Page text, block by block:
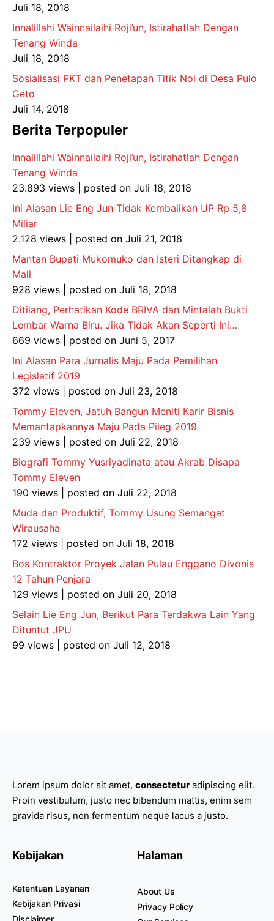
Juli 18, 2018
Innalillahi Wainnailaihi Roji’un, Istirahatlah Dengan
Tenang Winda
Juli 18, 2018
Sosialisasi PKT dan Penetapan Titik Nol di Desa Pulo
Geto
Juli 14, 2018
Berita Terpopuler
Innalillahi Wainnailaihi Roji’un, Istirahatlah Dengan
Tenang Winda
23.893 views
posted on Juli 18, 2018
Ini Alasan Lie Eng Jun Tidak Kembalikan UP Rp 5,8
Miliar
2.128 views
posted on Juli 21, 2018
Mantan Bupati Mukomuko dan Isteri Ditangkap di
Mall
928 views
posted on Juli 18, 2018
Ditilang, Perhatikan Kode BRIVA dan Mintalah Bukti
Lembar Warna Biru. Jika Tidak Akan Seperti Ini…
669 views
posted on Juni 5, 2017
Ini Alasan Para Jurnalis Maju Pada Pemilihan
Legislatif 2019
372 views
posted on Juli 23, 2018
Tommy Eleven, Jatuh Bangun Meniti Karir Bisnis
Memantapkannya Maju Pada Pileg 2019
239 views
posted on Juli 22, 2018
Biografi Tommy Yusriyadinata atau Akrab Disapa
Tommy Eleven
190 views
posted on Juli 22, 2018
Muda dan Produktif, Tommy Usung Semangat
Wirausaha
172 views
posted on Juli 18, 2018
Bos Kontraktor Proyek Jalan Pulau Enggano Divonis
12 Tahun Penjara
129 views
posted on Juli 20, 2018
Selain Lie Eng Jun, Berikut Para Terdakwa Lain Yang
Dituntut JPU
99 views
posted on Juli 12, 2018
Lorem ipsum dolor sit amet, consectetur adipiscing elit.
Proin vestibulum, justo nec bibendum mattis, enim sem
gravida risus, non fermentum neque lacus a justo.
Kebijakan
Ketentuan Layanan
Kebijakan Privasi
Disclaimer
Halaman
About Us
Privacy Policy